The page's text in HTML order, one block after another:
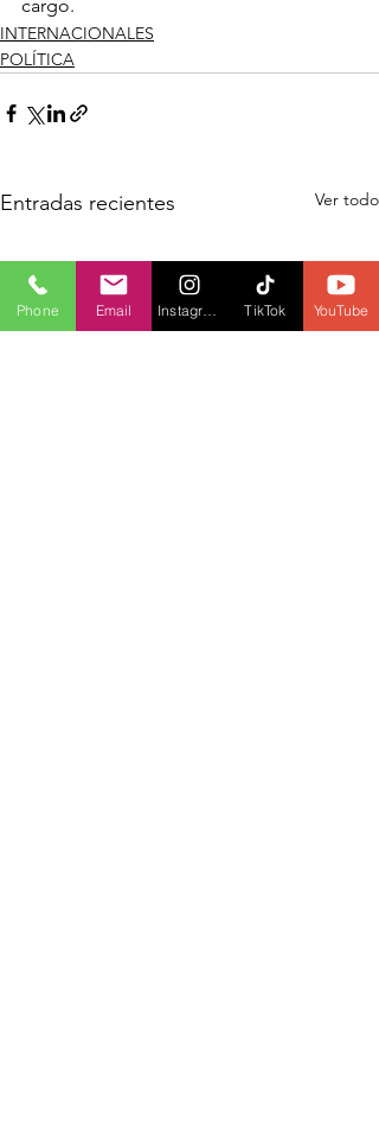
cargo.
INTERNACIONALES
POLÍTICA
Entradas recientes Ver todo
Phone Email TikTok YouTube